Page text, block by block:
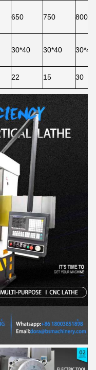
650 750 800
30*40 30*40 30*40
22 15 30